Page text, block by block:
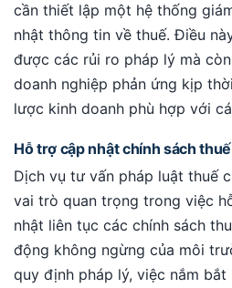
cần thiết lập một hệ thống
nhật thông tin về thuế. Điều
được các rủi ro pháp lý mà
doanh nghiệp phản ứng kịp
lược kinh doanh phù hợp với
Hỗ trợ cập nhật chính sách
Dịch vụ tư vấn pháp luật thuế
vai trò quan trọng trong việc
nhật liên tục các chính sách
động không ngừng của môi
quy định pháp lý, việc nắm